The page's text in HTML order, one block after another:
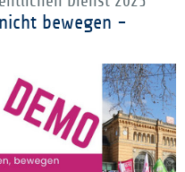
bewegen -